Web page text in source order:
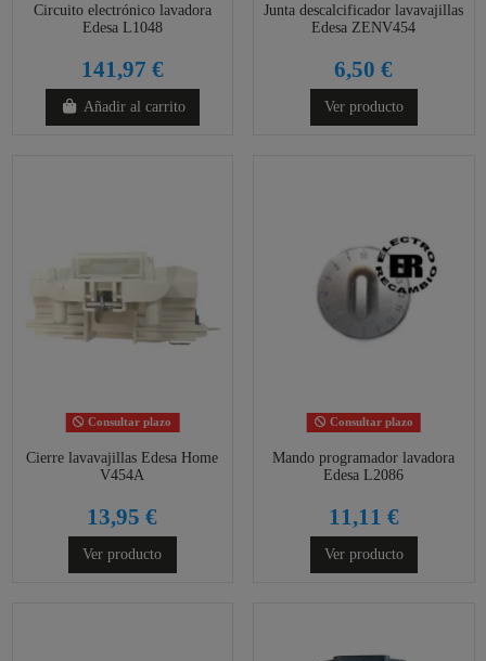
Circuito electrónico lavadora
Edesa L1048
141,97 €
Añadir al carrito
Junta descalcificador lavavajillas
Edesa ZENV454
6,50 €
Ver producto
Consultar plazo
Cierre lavavajillas Edesa Home
V454A
13,95 €
Ver producto
Consultar plazo
Mando programador lavadora
Edesa L2086
11,11 €
Ver producto